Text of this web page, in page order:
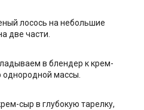
лосось на небольшие
две части.
в блендер к крем-
массы.
сыр в глубокую тарелку,